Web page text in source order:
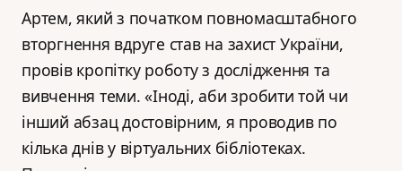
Артем, який з початком повномасштабного
вторгнення вдруге став на захист України,
провів кропітку роботу з дослідження та
вивчення теми. «Іноді, аби зробити той чи
інший абзац достовірним, я проводив по
кілька днів у віртуальних бібліотеках.